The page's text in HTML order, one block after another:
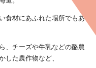
食材にあふれた場所でもあ
、チーズや牛乳などの酪農
した農作物など、